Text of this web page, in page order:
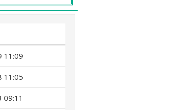
11:09
11:05
09:11